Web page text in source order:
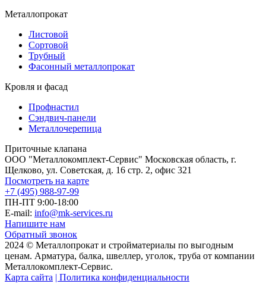
Металлопрокат
Листовой
Сортовой
Трубный
Фасонный металлопрокат
Кровля и фасад
Профнастил
Сэндвич-панели
Металлочерепица
Приточные клапана
ООО "Металлокомплект-Сервис" Московская область, г.
Щелково, ул. Советская, д. 16 стр. 2, офис 321
Посмотреть на карте
+7 (495) 988-97-99
ПН-ПТ 9:00-18:00
E-mail: info@mk-services.ru
Напишите нам
Обратный звонок
2024 © Металлопрокат и стройматериалы по выгодным
ценам. Арматура, балка, швеллер, уголок, труба от компании
Металлокомплект-Сервис.
Карта сайта | Политика конфиденциальности